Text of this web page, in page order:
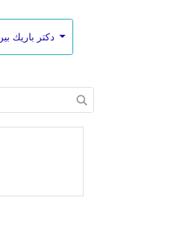
دكتر باريك بين متخصص پوست و مو